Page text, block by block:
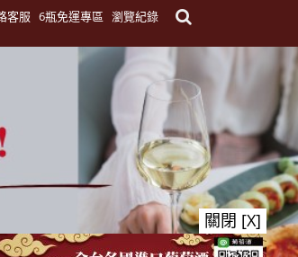
客服 6瓶免運專區 瀏覽紀錄
關閉 [X]